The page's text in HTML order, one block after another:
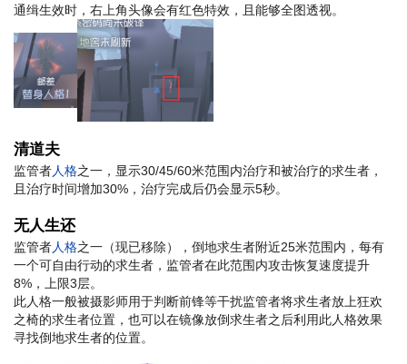
通缉生效时，右上角头像会有红色特效，且能够全图透视。
清道夫
监管者人格之一，显示30/45/60米范围内治疗和被治疗的求生者，
且治疗时间增加30%，治疗完成后仍会显示5秒。
无人生还
监管者人格之一（现已移除），倒地求生者附近25米范围内，每有
一个可自由行动的求生者，监管者在此范围内攻击恢复速度提升
8%，上限3层。
此人格一般被摄影师用于判断前锋等干扰监管者将求生者放上狂欢
之椅的求生者位置，也可以在镜像放倒求生者之后利用此人格效果
寻找倒地求生者的位置。